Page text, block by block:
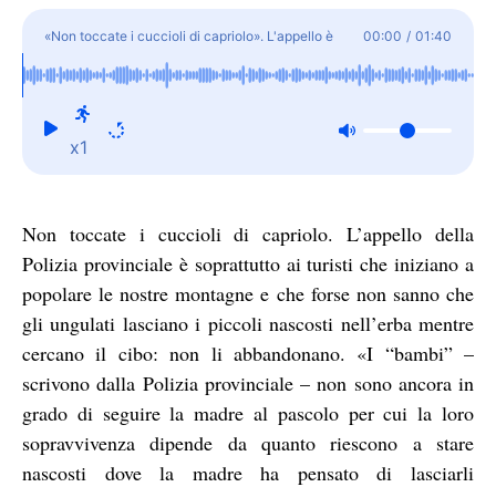
«Non toccate i cuccioli di capriolo». L'appello è
della Polizia provinciale
00:00 / 01:40
x1
Non toccate i cuccioli di capriolo. L’appello della
Polizia provinciale è soprattutto ai turisti che iniziano a
popolare le nostre montagne e che forse non sanno che
gli ungulati lasciano i piccoli nascosti nell’erba mentre
cercano il cibo: non li abbandonano. «I “bambi” –
scrivono dalla Polizia provinciale – non sono ancora in
grado di seguire la madre al pascolo per cui la loro
sopravvivenza dipende da quanto riescono a stare
nascosti dove la madre ha pensato di lasciarli